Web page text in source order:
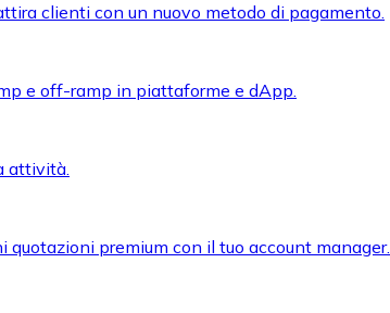
clienti con un nuovo metodo di pagamento.
e off-ramp in piattaforme e dApp.
attività.
premium con il tuo account manager.